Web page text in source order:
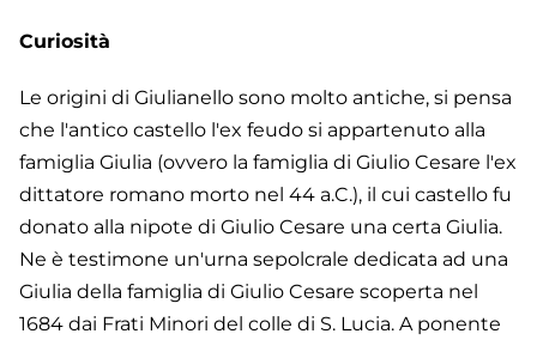
Curiosità
Le origini di Giulianello sono molto antiche, si pensa
che l'antico castello l'ex feudo si appartenuto alla
famiglia Giulia (ovvero la famiglia di Giulio Cesare l'ex
dittatore romano morto nel 44 a.C.), il cui castello fu
donato alla nipote di Giulio Cesare una certa Giulia.
Ne è testimone un'urna sepolcrale dedicata ad una
Giulia della famiglia di Giulio Cesare scoperta nel
1684 dai Frati Minori del colle di S. Lucia. A ponente